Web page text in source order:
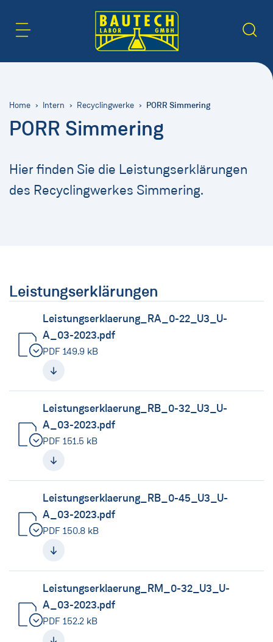
Home Intern Recyclingwerke PORR Simmering
PORR Simmering
Hier finden Sie die Leistungserklärungen
des Recyclingwerkes Simmering.
Leistungserklärungen
Leistungserklaerung_RA_0-22_U3_U-
A_03-2023.pdf
PDF 149.9 kB
(neues Fenster)
Leistungserklaerung_RB_0-32_U3_U-
A_03-2023.pdf
PDF 151.5 kB
(neues Fenster)
Leistungserklaerung_RB_0-45_U3_U-
A_03-2023.pdf
PDF 150.8 kB
(neues Fenster)
Leistungserklaerung_RM_0-32_U3_U-
A_03-2023.pdf
PDF 152.2 kB
(neues Fenster)